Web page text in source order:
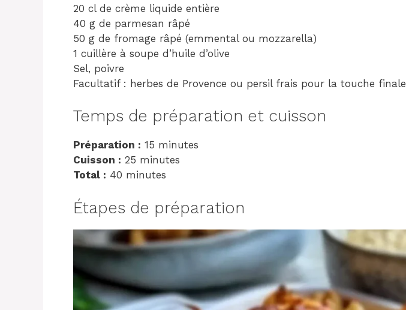
20 cl de crème liquide entière
40 g de parmesan râpé
50 g de fromage râpé (emmental ou mozzarella)
1 cuillère à soupe d’huile d’olive
Sel, poivre
Facultatif : herbes de Provence ou persil frais pour la touche finale
Temps de préparation et cuisson
Préparation : 15 minutes
Cuisson : 25 minutes
Total : 40 minutes
Étapes de préparation